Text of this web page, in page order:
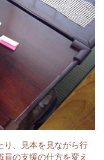
り、見本を見ながら行
の支援の仕方を変え